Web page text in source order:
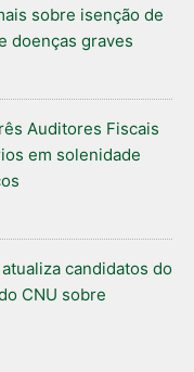
sobre isenção de
doenças graves
Auditores Fiscais
em solenidade
candidatos do
CNU sobre